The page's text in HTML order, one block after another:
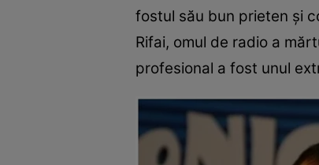
fostul său bun prieten și
Rifai, omul de radio a
profesional a fost unul